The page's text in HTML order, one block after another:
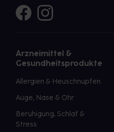
Arzneimittel &
Gesundheitsprodukte
Allergien & Heuschnupfen
Auge, Nase & Ohr
Beruhigung, Schlaf &
Stress